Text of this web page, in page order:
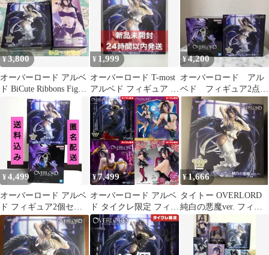
¥3,800
オーバーロード アルベ
ド BiCute Ribbons Figure
純白の悪魔
¥ 1,999
オーバーロード T-most
アルベド フィギュア 純
白の悪魔ver.
¥4,200
オーバーロード アル
ベド フィギュア2点セ
ット
¥4,499
オーバーロード アルベ
ド フィギュア2個セッ
ト
¥7,499
オーバーロード アルベ
ド タイクレ限定 フィギ
ュア 4点セット ③
¥1,666
タイトー OVERLORD
純白の悪魔ver. フィギ
ュア アルベド